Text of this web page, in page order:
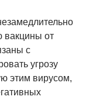
вакцины от
с
угрозу
этим вирусом,